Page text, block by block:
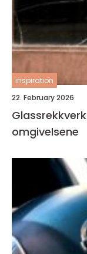
inspiration
22. February 2026
Glassrekkverk trygt, stilrent og åpent mot
omgivelsene